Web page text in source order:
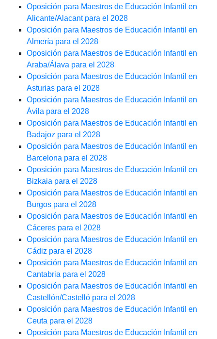
Oposición para Maestros de Educación Infantil en
Alicante/Alacant para el 2028
Oposición para Maestros de Educación Infantil en
Almería para el 2028
Oposición para Maestros de Educación Infantil en
Araba/Álava para el 2028
Oposición para Maestros de Educación Infantil en
Asturias para el 2028
Oposición para Maestros de Educación Infantil en
Ávila para el 2028
Oposición para Maestros de Educación Infantil en
Badajoz para el 2028
Oposición para Maestros de Educación Infantil en
Barcelona para el 2028
Oposición para Maestros de Educación Infantil en
Bizkaia para el 2028
Oposición para Maestros de Educación Infantil en
Burgos para el 2028
Oposición para Maestros de Educación Infantil en
Cáceres para el 2028
Oposición para Maestros de Educación Infantil en
Cádiz para el 2028
Oposición para Maestros de Educación Infantil en
Cantabria para el 2028
Oposición para Maestros de Educación Infantil en
Castellón/Castelló para el 2028
Oposición para Maestros de Educación Infantil en
Ceuta para el 2028
Oposición para Maestros de Educación Infantil en